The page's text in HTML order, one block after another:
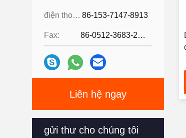
điện thoại: 86-153-7147-8913
Fax: 86-0512-3683-2631
Liên hệ ngay
gửi thư cho chúng tôi